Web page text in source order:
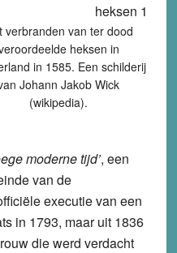
verbranden van ter dood
heksen in
in 1585. Een schilderij
Johann Jakob Wick
(wikipedia).
moderne tijd’, een
van de
executie van een
in 1793, maar uit 1836
die werd verdacht